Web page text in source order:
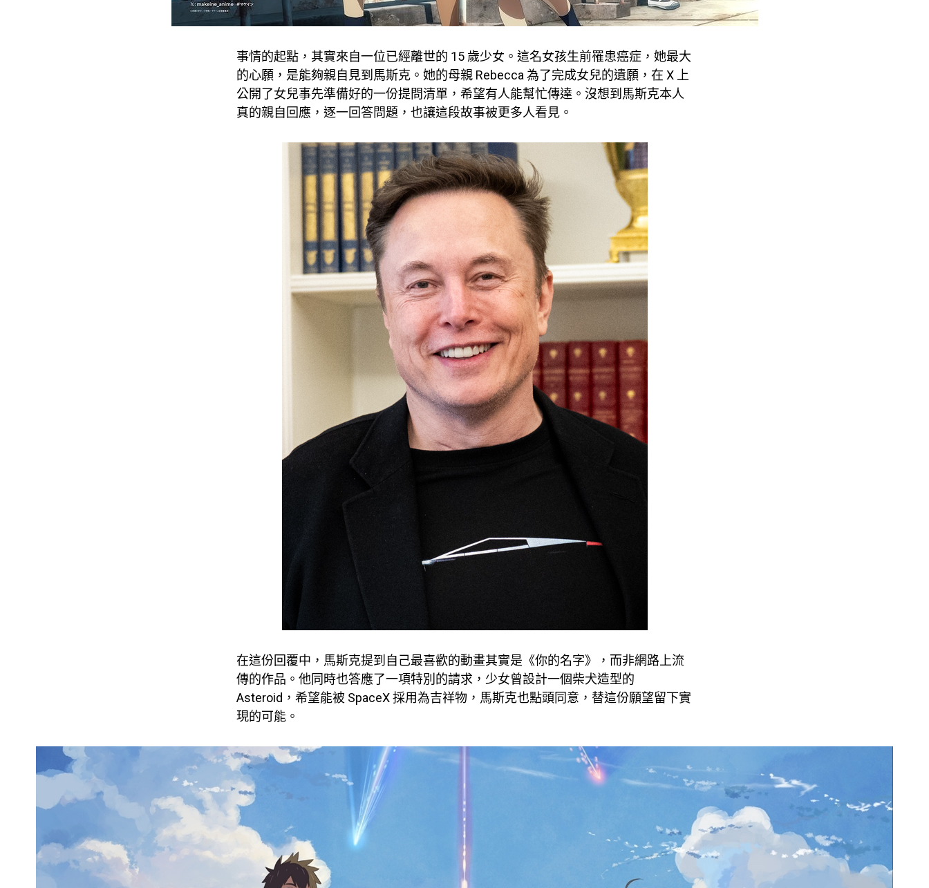
事情的起點，其實來自一位已經離世的 15 歲少女。這名女孩生前罹患癌症，她最大
的心願，是能夠親自見到馬斯克。她的母親 Rebecca 為了完成女兒的遺願，在 X 上
公開了女兒事先準備好的一份提問清單，希望有人能幫忙傳達。沒想到馬斯克本人
真的親自回應，逐一回答問題，也讓這段故事被更多人看見。
在這份回覆中，馬斯克提到自己最喜歡的動畫其實是《你的名字》，而非網路上流
傳的作品。他同時也答應了一項特別的請求，少女曾設計一個柴犬造型的
Asteroid，希望能被 SpaceX 採用為吉祥物，馬斯克也點頭同意，替這份願望留下實
現的可能。